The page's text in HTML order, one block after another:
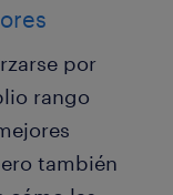
por
rango
también